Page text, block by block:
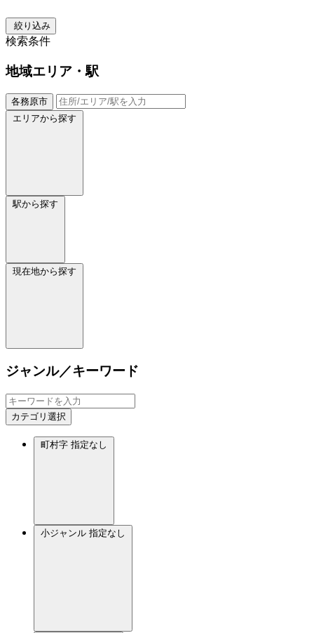
絞り込み
検索条件
地域エリア・駅
各務原市
エリアから探す
駅から探す
現在地から探す
ジャンル／キーワード
カテゴリ選択
町村字 指定なし
小ジャンル 指定なし